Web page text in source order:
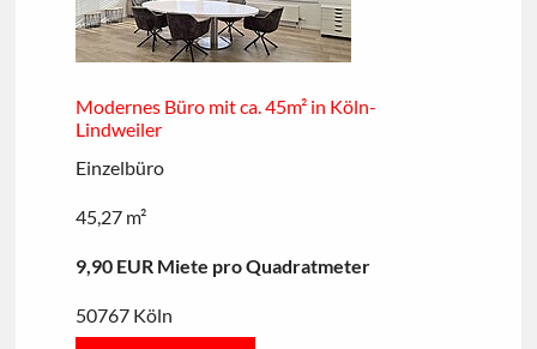
Modernes Büro mit ca. 45m² in Köln-
Lindweiler
Einzelbüro
45,27 m²
9,90 EUR Miete pro Quadratmeter
50767 Köln